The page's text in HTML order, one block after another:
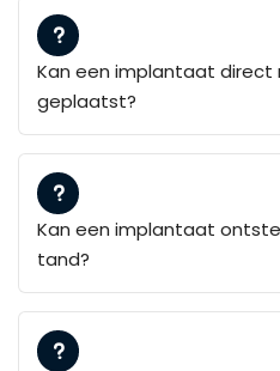
Kan een implantaat direct
geplaatst?
Kan een implantaat
tand?